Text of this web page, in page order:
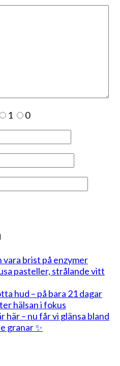
1
0
vara brist på enzymer
pasteller, strålande vitt
hud – på bara 21 dagar
hälsan i fokus
– nu får vi glänsa bland
granar ✨